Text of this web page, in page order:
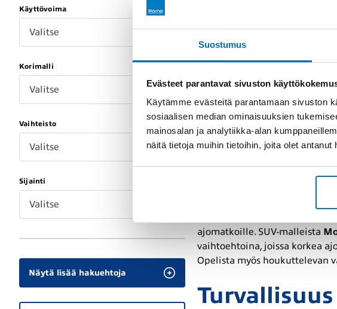
Suostumus
Evästeet parantavat sivuston
Käytämme evästeitä parantamaan sivuston
sosiaalisen median ominaisuuksien
mainosalan ja analytiikka-alan
näitä tietoja muihin tietoihin, joita olet
Käyttövoima
Valitse
Korimalli
Valitse
Vaihteisto
Valitse
Sijainti
Valitse
Näytä lisää hakuehtoja
olipa kyseessä päivittäinen
tarkastettuja Opel-
Opelin
Opel valmistaa ajoneuvonsa
valmistusta löytyy myös
kestävän suunnittelun. Opel
autotuotantoon, mikä näkyy
Opelin mallistossa
ajomatkoille. SUV-malleista
vaihtoehtoina, joissa korkea
Opelista myös houkuttelevan